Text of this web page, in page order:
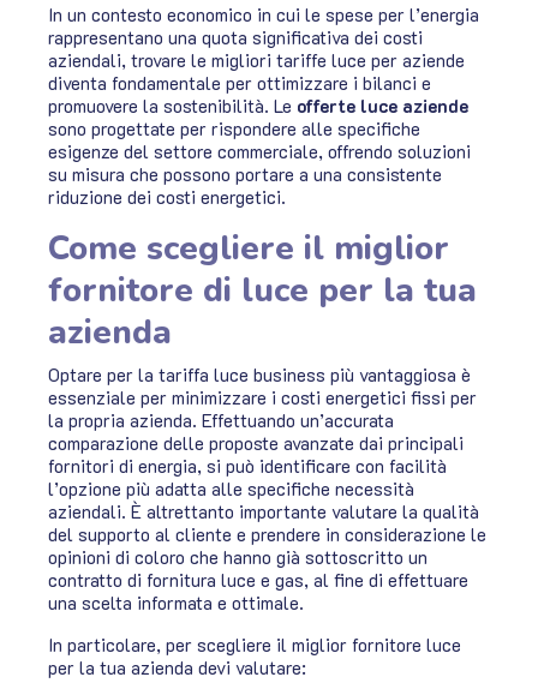
In un contesto economico in cui le spese per l’energia
rappresentano una quota significativa dei costi
aziendali, trovare le migliori tariffe luce per aziende
diventa fondamentale per ottimizzare i bilanci e
promuovere la sostenibilità. Le offerte luce aziende
sono progettate per rispondere alle specifiche
esigenze del settore commerciale, offrendo soluzioni
su misura che possono portare a una consistente
riduzione dei costi energetici.
Come scegliere il miglior
fornitore di luce per la tua
azienda
Optare per la tariffa luce business più vantaggiosa è
essenziale per minimizzare i costi energetici fissi per
la propria azienda. Effettuando un’accurata
comparazione delle proposte avanzate dai principali
fornitori di energia, si può identificare con facilità
l’opzione più adatta alle specifiche necessità
aziendali. È altrettanto importante valutare la qualità
del supporto al cliente e prendere in considerazione le
opinioni di coloro che hanno già sottoscritto un
contratto di fornitura luce e gas, al fine di effettuare
una scelta informata e ottimale.
In particolare, per scegliere il miglior fornitore luce
per la tua azienda devi valutare: